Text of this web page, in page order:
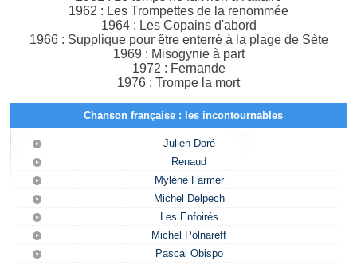
1962 : Les Trompettes de la renommée
1964 : Les Copains d'abord
1966 : Supplique pour être enterré à la plage de Sète
1969 : Misogynie à part
1972 : Fernande
1976 : Trompe la mort
Chanson française : les incontournables
Julien Doré
Renaud
Mylène Farmer
Michel Delpech
Les Enfoirés
Michel Polnareff
Pascal Obispo